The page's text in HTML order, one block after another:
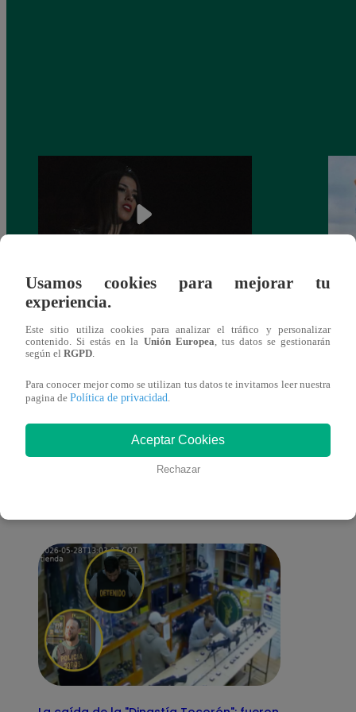
¿Yahaira Plasencia y Maritza Rodríguez
más unidas que nunca?
También te puede
Usamos cookies para mejorar tu
experiencia.
Este sitio utiliza cookies para analizar el tráfico y personalizar
contenido. Si estás en la Unión Europea, tus datos se gestionarán
según el RGPD.
Para conocer mejor como se utilizan tus datos te invitamos leer nuestra
pagina de Política de privacidad.
Aceptar Cookies
Rechazar